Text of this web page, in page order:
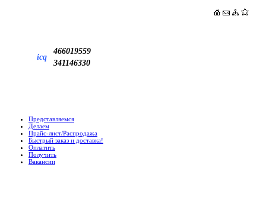
icq
466019559
341146330
Представляемся
Делаем
Прайс-лист/Распродажа
Быстрый заказ и доставка!
Оплатить
Получить
Вакансии